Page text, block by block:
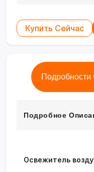
Купить Сейчас
Подробности
Подробное
Освежитель